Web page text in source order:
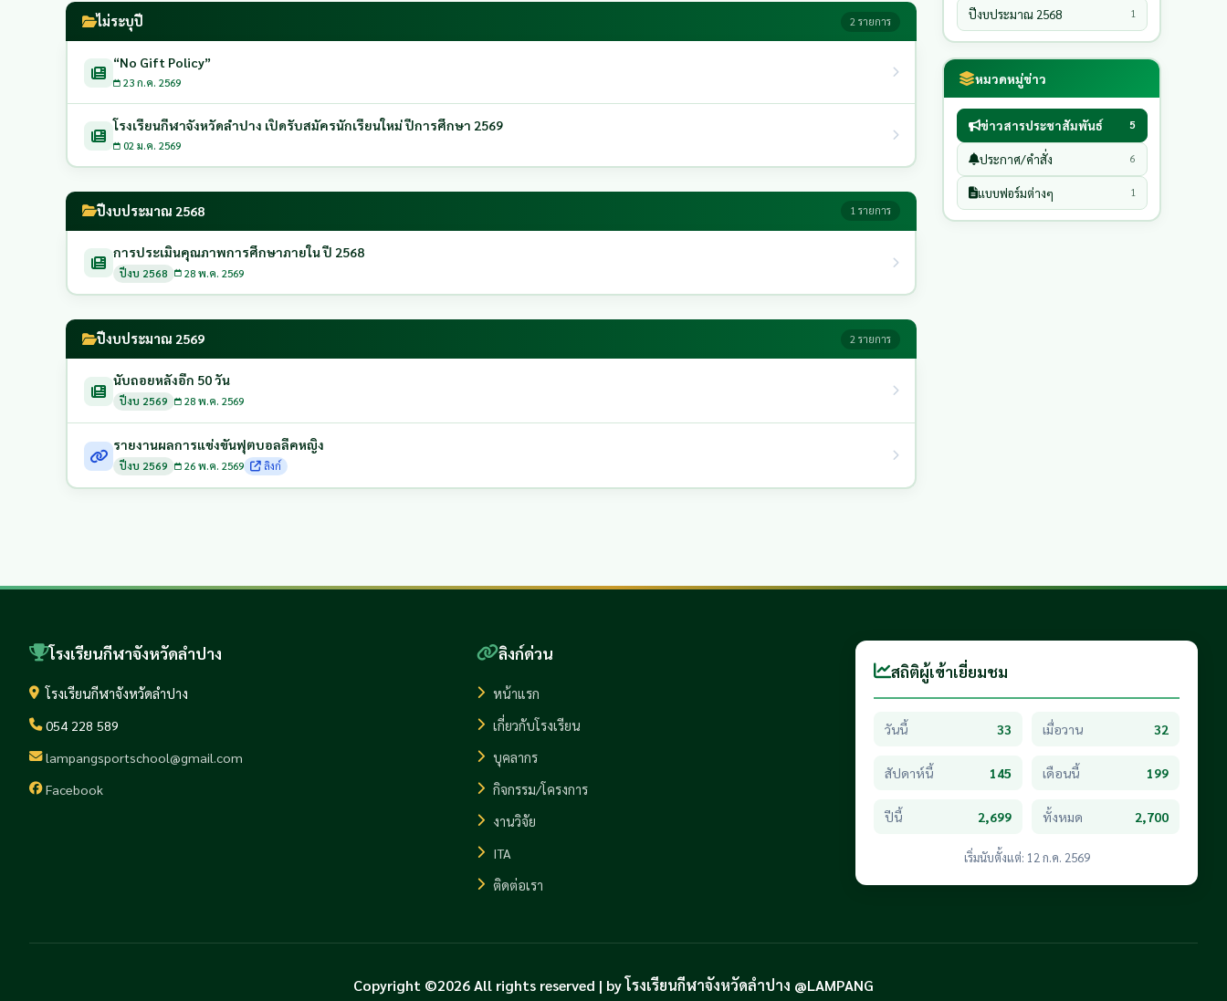
ไม่ระบุปี 2 รายการ
“No Gift Policy”
23 ก.ค. 2569
โรงเรียนกีฬาจังหวัดลำปาง เปิดรับสมัครนักเรียนใหม่ ปีการศึกษา 2569
02 ม.ค. 2569
ปีงบประมาณ 2568 1 รายการ
การประเมินคุณภาพการศึกษาภายใน ปี 2568
ปีงบ 2568 28 พ.ค. 2569
ปีงบประมาณ 2569 2 รายการ
นับถอยหลังอีก 50 วัน
ปีงบ 2569 28 พ.ค. 2569
รายงานผลการแข่งขันฟุตบอลลีคหญิง
ปีงบ 2569 26 พ.ค. 2569 ลิงก์
ปีงบประมาณ 2568 1
หมวดหมู่ข่าว
ข่าวสารประชาสัมพันธ์ 5
ประกาศ/คำสั่ง 6
แบบฟอร์มต่างๆ 1
โรงเรียนกีฬาจังหวัดลำปาง
โรงเรียนกีฬาจังหวัดลำปาง
054 228 589
lampangsportschool@gmail.com
Facebook
ลิงก์ด่วน
หน้าแรก
เกี่ยวกับโรงเรียน
บุคลากร
กิจกรรม/โครงการ
งานวิจัย
ITA
ติดต่อเรา
สถิติผู้เข้าเยี่ยมชม
วันนี้ 33 เมื่อวาน 32
สัปดาห์นี้ 145 เดือนนี้ 199
ปีนี้ 2,699 ทั้งหมด 2,700
เริ่มนับตั้งแต่: 12 ก.ค. 2569
Copyright ©2026 All rights reserved | by โรงเรียนกีฬาจังหวัดลำปาง @LAMPANG